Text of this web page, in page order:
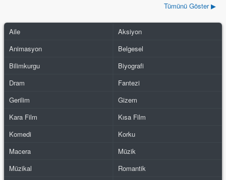
Tümünü Göster ▶
Aile
Aksiyon
Animasyon
Belgesel
Bilimkurgu
Biyografi
Dram
Fantezi
Gerilim
Gizem
Kara Film
Kısa Film
Komedi
Korku
Macera
Müzik
Müzikal
Romantik